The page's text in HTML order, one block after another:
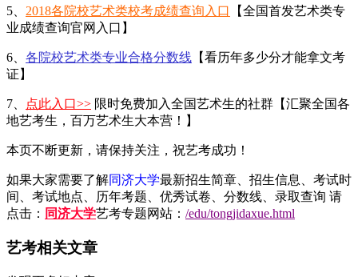
5、 2018各院校艺术类校考成绩查询入口
【全国首发艺术类专
业成绩查询官网入口】
6、 各院校艺术类专业合格分数线 【看历年多少分才能拿文考
证】
7、 点此入口>> 限时免费加入全国艺术生的社群【汇聚全国各
地艺考生，百万艺术生大本营！】
本页不断更新，请保持关注，祝艺考成功！
如果大家需要了解同济大学最新招生简章、招生信息、考试时
间、考试地点、历年考题、优秀试卷、分数线、录取查询 请
点击： 同济大学艺考专题网站： /edu/tongjidaxue.html
艺考相关文章